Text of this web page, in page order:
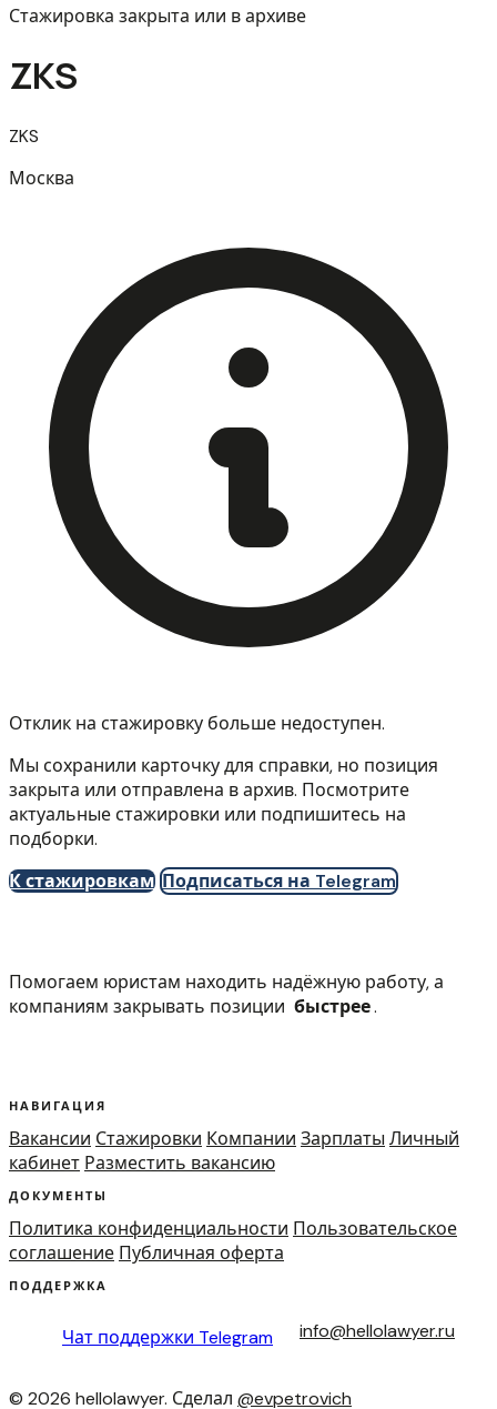
Стажировка закрыта или в архиве
ZKS
ZKS
Москва
Отклик на стажировку больше недоступен.
Мы сохранили карточку для справки, но позиция
закрыта или отправлена в архив. Посмотрите
актуальные стажировки или подпишитесь на
подборки.
К стажировкам Подписаться на Telegram
Помогаем юристам находить надёжную работу, а
компаниям закрывать позиции быстрее.
НАВИГАЦИЯ
Вакансии Стажировки Компании Зарплаты Личный
кабинет Разместить вакансию
ДОКУМЕНТЫ
Политика конфиденциальности Пользовательское
соглашение Публичная оферта
ПОДДЕРЖКА
Чат поддержки Telegram info@hellolawyer.ru
© 2026 hellolawyer. Сделал @evpetrovich